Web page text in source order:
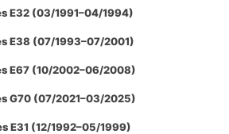
E32 (03/1991–04/1994)
E38 (07/1993–07/2001)
E67 (10/2002–06/2008)
G70 (07/2021–03/2025)
E31 (12/1992–05/1999)